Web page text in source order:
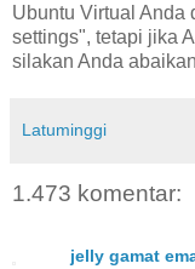
Ubuntu Virtual Anda
settings", tetapi jika
silakan Anda
Latuminggi
1.473 komentar:
jelly gamat